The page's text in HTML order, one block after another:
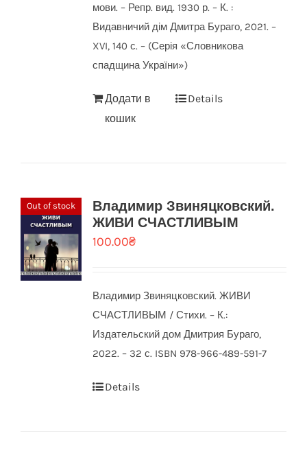
мови. – Репр. вид. 1930 р. – К. :
Видавничий дім Дмитра Бураго, 2021. –
XVI, 140 с. – (Серія «Словникова
спадщина України»)
Додати в
кошик
Details
Out of stock
Владимир Звиняцковский.
ЖИВИ СЧАСТЛИВЫМ
100.00₴
Владимир Звиняцковский. ЖИВИ
СЧАСТЛИВЫМ / Стихи. – К.:
Издательский дом Дмитрия Бураго,
2022. – 32 с. ISBN 978-966-489-591-7
Details